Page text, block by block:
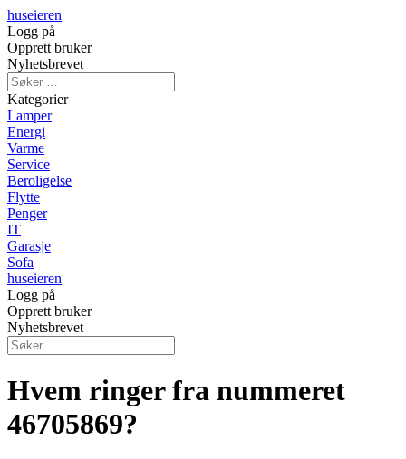
huseieren
Logg på
Opprett bruker
Nyhetsbrevet
Kategorier
Lamper
Energi
Varme
Service
Beroligelse
Flytte
Penger
IT
Garasje
Sofa
huseieren
Logg på
Opprett bruker
Nyhetsbrevet
Hvem ringer fra nummeret
46705869?